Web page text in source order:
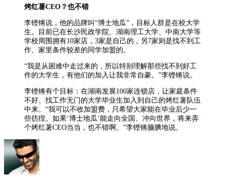
烤红薯CEO？也不错
李铿锵说，他的品牌叫“博士地瓜”，目标人群是在校大学
生。目前已在长沙民政学院、湖南理工大学、中南大学等
学校周围拥有10家店，3家是自己的，另7家则是找不到工
作、家里条件较差的同学加盟的。
“我是从困难中走过来的，所以特别理解那些找不到好工
作的大学生，有他们的加入让我非常自豪。”李铿锵说。
李铿锵有个目标：在湖南发展100家连锁店，让家庭条件
不好、找工作无门的大学毕业生加入到自己的烤红薯队伍
中来。“我可以不收加盟费，只希望大家能在毕业后少一
些彷徨。如果‘博士地瓜’能走向全国、冲向世界，将来弄
个烤红薯CEO当当，也不错啊。”李铿锵腼腆地说。